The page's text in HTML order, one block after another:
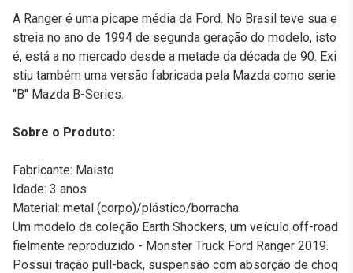
A Ranger é uma picape média da Ford. No Brasil teve sua e
streia no ano de 1994 de segunda geração do modelo, isto
é, está a no mercado desde a metade da década de 90. Exi
stiu também uma versão fabricada pela Mazda como serie
"B" Mazda B-Series.
Sobre o Produto:
Fabricante: Maisto
Idade: 3 anos
Material: metal (corpo)/plástico/borracha
Um modelo da coleção Earth Shockers, um veículo off-road
fielmente reproduzido - Monster Truck Ford Ranger 2019.
Possui tração pull-back, suspensão com absorção de choq